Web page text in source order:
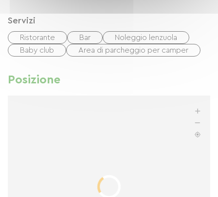
Servizi
Ristorante Bar
Noleggio lenzuola
Baby club
Area di parcheggio per camper
Posizione